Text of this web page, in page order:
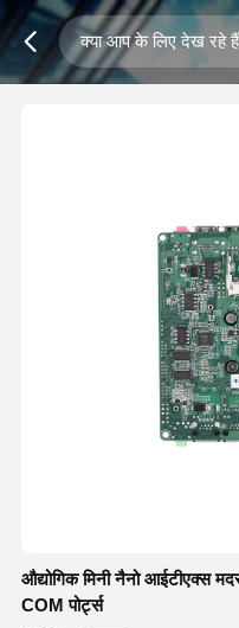
औद्योगिक मिनी नैनो आईटीएक्स
COM पोर्ट्स